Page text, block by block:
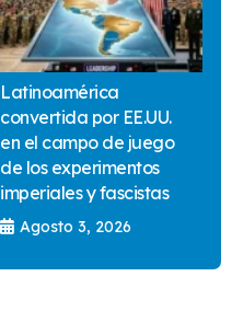
Latinoamérica
convertida por EE.UU.
en el campo de juego
de los experimentos
imperiales y fascistas
Agosto 3, 2026